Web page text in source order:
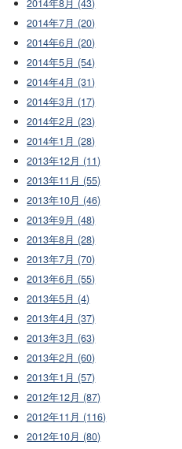
2014年8月 (43)
2014年7月 (20)
2014年6月 (20)
2014年5月 (54)
2014年4月 (31)
2014年3月 (17)
2014年2月 (23)
2014年1月 (28)
2013年12月 (11)
2013年11月 (55)
2013年10月 (46)
2013年9月 (48)
2013年8月 (28)
2013年7月 (70)
2013年6月 (55)
2013年5月 (4)
2013年4月 (37)
2013年3月 (63)
2013年2月 (60)
2013年1月 (57)
2012年12月 (87)
2012年11月 (116)
2012年10月 (80)